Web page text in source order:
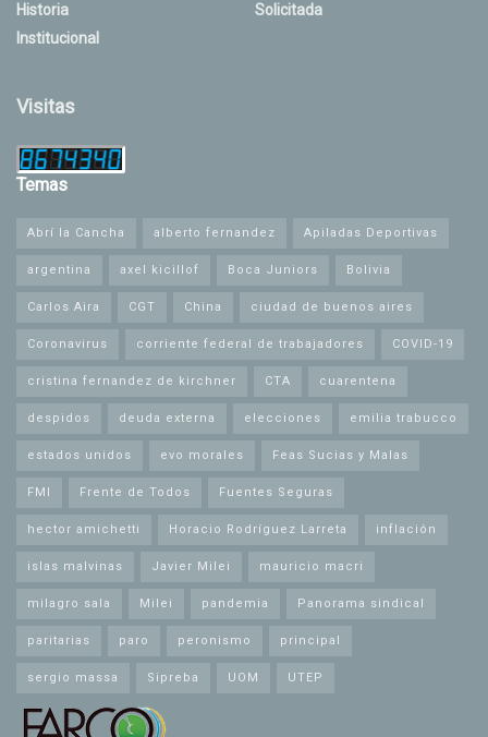
Historia
Institucional
Solicitada
Visitas
Temas
Abrí la Cancha alberto fernandez Apiladas Deportivas
argentina axel kicillof Boca Juniors Bolivia
Carlos Aira CGT China ciudad de buenos aires
Coronavirus corriente federal de trabajadores COVID-19
cristina fernandez de kirchner CTA cuarentena
despidos deuda externa elecciones emilia trabucco
estados unidos evo morales Feas Sucias y Malas
FMI Frente de Todos Fuentes Seguras
hector amichetti Horacio Rodríguez Larreta inflación
islas malvinas Javier Milei mauricio macri
milagro sala Milei pandemia Panorama sindical
paritarias paro peronismo principal
sergio massa Sipreba UOM UTEP